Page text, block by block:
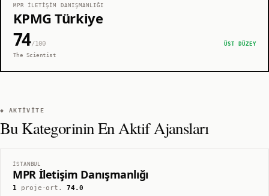
MPR İLETIŞIM DANIŞMANLIĞI
KPMG Türkiye
74/100
ÜST DÜZEY
The Scientist
◆ AKTIVITE
Bu Kategorinin En Aktif Ajansları
İSTANBUL
MPR İletişim Danışmanlığı
1proje ·ort.74.0